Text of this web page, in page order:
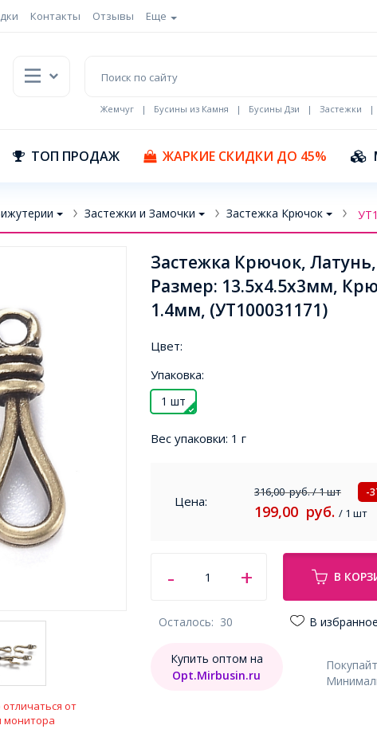
Контакты Отзывы Еще
Жемчуг | Бусины из Камня | Бусины Дзи | Застежки |
ТОП ПРОДАЖ ЖАРКИЕ СКИДКИ ДО 45%
Застежки и Замочки Застежка Крючок
от
монитора
Застежка Крючок,
Размер: 13.5х4.5х3мм,
1.4мм, (УТ100031171)
Цвет:
Упаковка:
1 шт
Вес упаковки: 1 г
Цена:
316,00руб./ 1 шт -
199,00 руб. / 1 шт
В
Осталось: 30 В избранное
Купить оптом на
Opt.Mirbusin.ru